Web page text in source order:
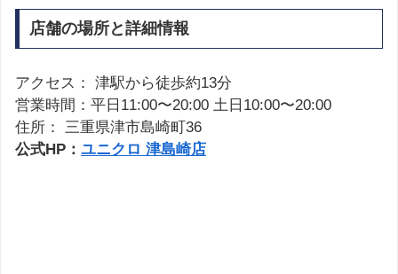
店舗の場所と詳細情報
アクセス： 津駅から徒歩約13分
営業時間：平日11:00〜20:00 土日10:00〜20:00
住所： 三重県津市島崎町36
公式HP： ユニクロ 津島崎店